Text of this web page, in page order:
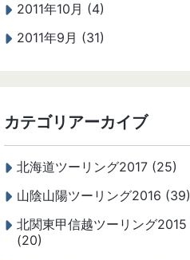
2011年10月 (4)
2011年9月 (31)
カテゴリアーカイブ
北海道ツーリング2017 (25)
山陰山陽ツーリング2016 (39)
北関東甲信越ツーリング2015
(20)